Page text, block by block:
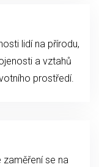
lidí na přírodu,
a vztahů
prostředí.
zaměření se na